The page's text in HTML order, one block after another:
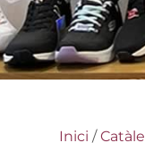
Inici /